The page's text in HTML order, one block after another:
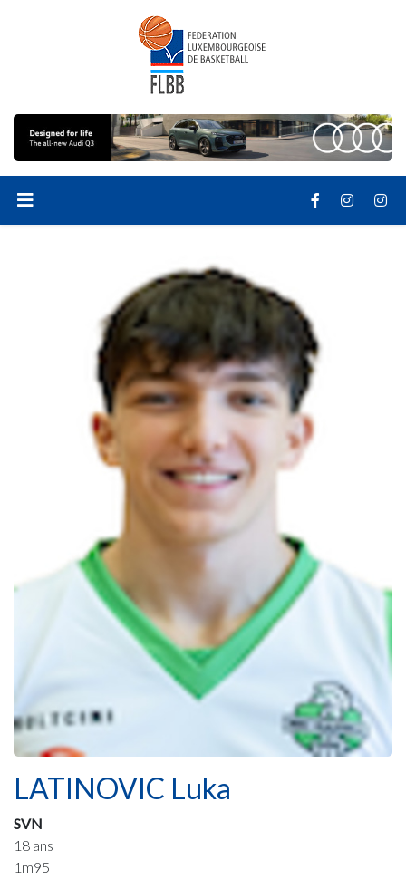
LATINOVIC Luka
SVN
18 ans
1m95